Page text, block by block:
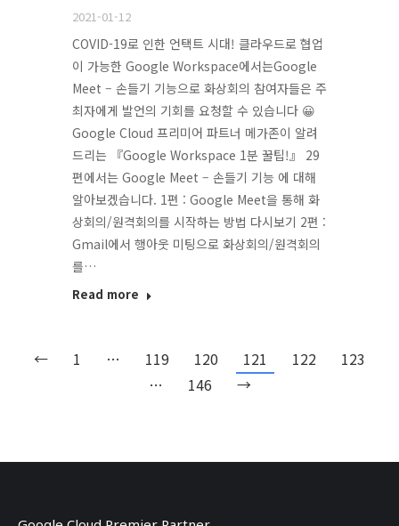
2021-01-12
COVID-19로 인한 언택트 시대! 클라우드로 협업
이 가능한 Google Workspace에서는Google
Meet – 손들기 기능으로 화상회의 참여자들은 주
최자에게 발언의 기회를 요청할 수 있습니다 😀
Google Cloud 프리미어 파트너 메가존이 알려
드리는 『Google Workspace 1분 꿀팁!』 29
편에서는 Google Meet – 손들기 기능 에 대해
알아보겠습니다. 1편 : Google Meet을 통해 화
상회의/원격회의를 시작하는 방법 다시보기 2편 :
Gmail에서 행아웃 미팅으로 화상회의/원격회의
를…
Read more
← 1 … 119 120 121 122
123
…
146 →